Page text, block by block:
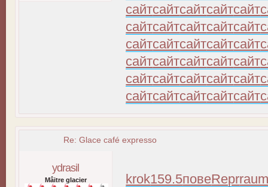
сайтсайтсайтсайтсайт
сайтсайтсайтсайтсайт
сайтсайтсайтсайтсайт
сайтсайтсайтсайтсайт
сайтсайтсайтсайтсайт
сайтсайтсайтсайтсайт
Re: Glace café expresso
ydrasil
Mâitre glacier krok159.5повеRepr